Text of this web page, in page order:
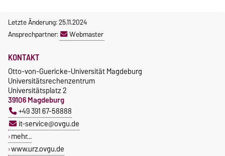
Letzte Änderung: 25.11.2024
Ansprechpartner:
Webmaster
KONTAKT
Otto-von-Guericke-Universität Magdeburg
Universitätsrechenzentrum
Universitätsplatz 2
39106 Magdeburg
+49 391 67-58888
it-service@ovgu.de
mehr…
www.urz.ovgu.de